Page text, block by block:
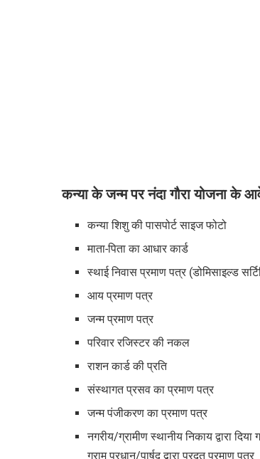
कन्या के जन्म पर नंदा गौरा योजना के
कन्या शिशु की पासपोर्ट साइज फोटो
माता-पिता का आधार कार्ड
स्थाई निवास प्रमाण पत्र (डोमिसाइल्ड
आय प्रमाण पत्र
जन्म प्रमाण पत्र
परिवार रजिस्टर की नकल
राशन कार्ड की प्रति
संस्थागत प्रसव का प्रमाण पत्र
जन्म पंजीकरण का प्रमाण पत्र
नगरीय/ग्रामीण स्थानीय निकाय द्वारा
ग्राम प्रधान/पार्षद द्वारा प्रदत प्रमाण पत्र